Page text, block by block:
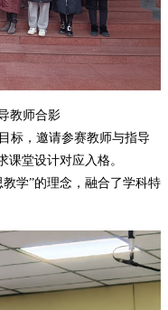
教师合影
标，邀请参赛教师与指导
课堂设计对应入格。
教学”的理念，融合了学科特